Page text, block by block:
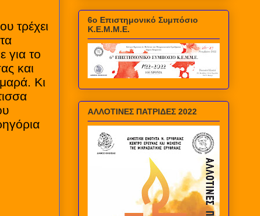
τρέχει
για το
και
Κι
6ο Επιστημονικό Συμπόσιο
Κ.Ε.Μ.Μ.Ε.
ΑΛΛΟΤΙΝΕΣ ΠΑΤΡΙΔΕΣ 2022